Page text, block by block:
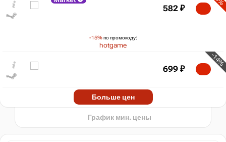
-15%по промокоду:
hotgame
582 ₽
-14%
699 ₽
Больше цен
2024
График мин. цены